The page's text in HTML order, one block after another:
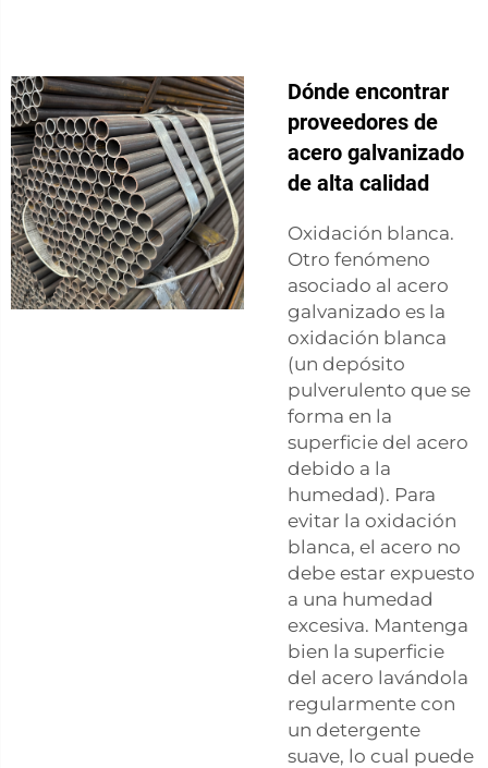
Dónde encontrar
proveedores de
acero galvanizado
de alta calidad
Oxidación blanca.
Otro fenómeno
asociado al acero
galvanizado es la
oxidación blanca
(un depósito
pulverulento que se
forma en la
superficie del acero
debido a la
humedad). Para
evitar la oxidación
blanca, el acero no
debe estar expuesto
a una humedad
excesiva. Mantenga
bien la superficie
del acero lavándola
regularmente con
un detergente
suave, lo cual puede